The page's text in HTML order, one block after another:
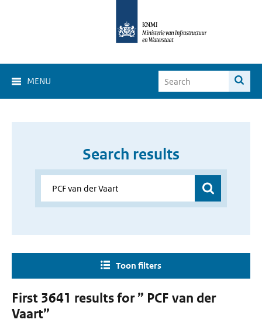
MENU
Search results
Toon filters
First 3641 results for ” PCF van der
Vaart”